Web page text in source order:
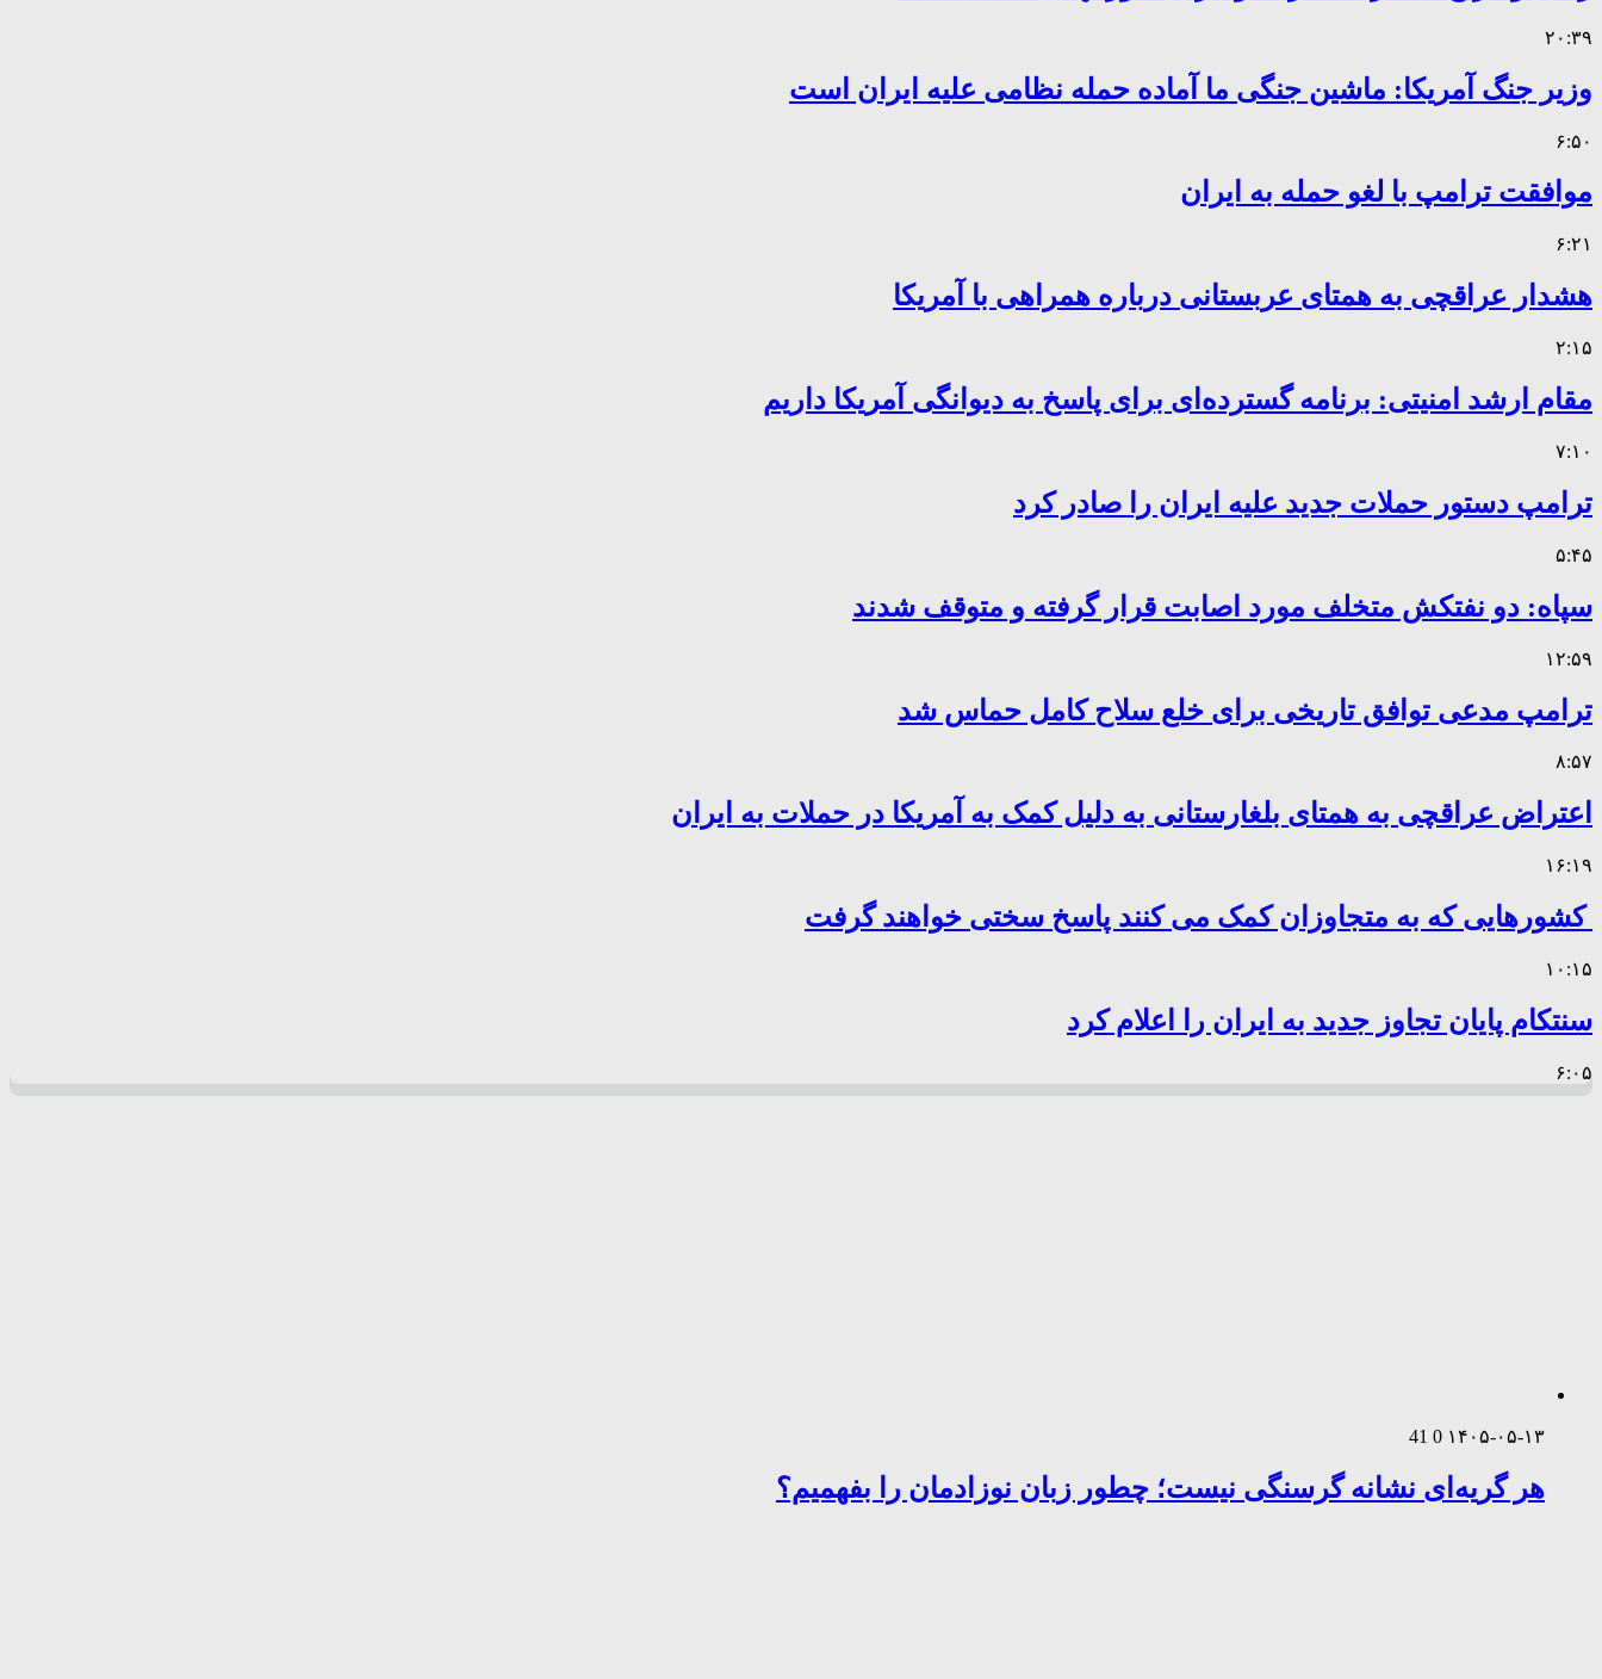
۲۰:۳۹
وزیر جنگ آمریکا: ماشین جنگی ما آماده حمله نظامی علیه ایران است
۶:۵۰
موافقت ترامپ با لغو حمله به ایران
۶:۲۱
هشدار عراقچی به همتای عربستانی درباره همراهی با آمریکا
۲:۱۵
مقام ارشد امنیتی: برنامه گسترده‌ای برای پاسخ به دیوانگی آمریکا داریم
۷:۱۰
ترامپ دستور حملات جدید علیه ایران را صادر کرد
۵:۴۵
سپاه: دو نفتکش متخلف مورد اصابت قرار گرفته و متوقف شدند
۱۲:۵۹
ترامپ مدعی توافق تاریخی برای خلع سلاح کامل حماس شد
۸:۵۷
اعتراض عراقچی به همتای بلغارستانی به دلیل کمک به آمریکا در حملات به ایران
۱۶:۱۹
کشورهایی که به متجاوزان کمک می کنند پاسخ سختی خواهند گرفت
۱۰:۱۵
سنتکام پایان تجاوز جدید به ایران را اعلام کرد
۶:۰۵
۱۴۰۵-۰۵-۱۳ 0
41
هر گریه‌ای نشانه گرسنگی نیست؛ چطور زبان نوزادمان را بفهمیم؟